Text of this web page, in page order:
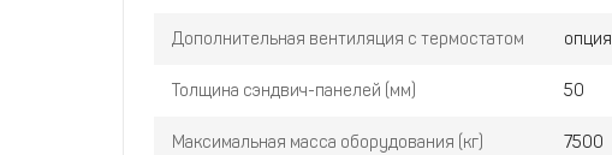
Дополнительная вентиляция с термостатом опция
Толщина сэндвич-панелей (мм) 50
Максимальная масса оборудования (кг) 7500